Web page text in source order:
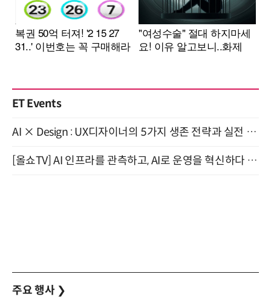
ET Events
AI × Design : UX디자이너의 5가지 생존 전략과 실전 대응 8월 28일 개최
[올쇼TV] AI 인프라를 관측하고, AI로 운영을 혁신하다 (8월 11일 생방송)
주요 행사 ❯